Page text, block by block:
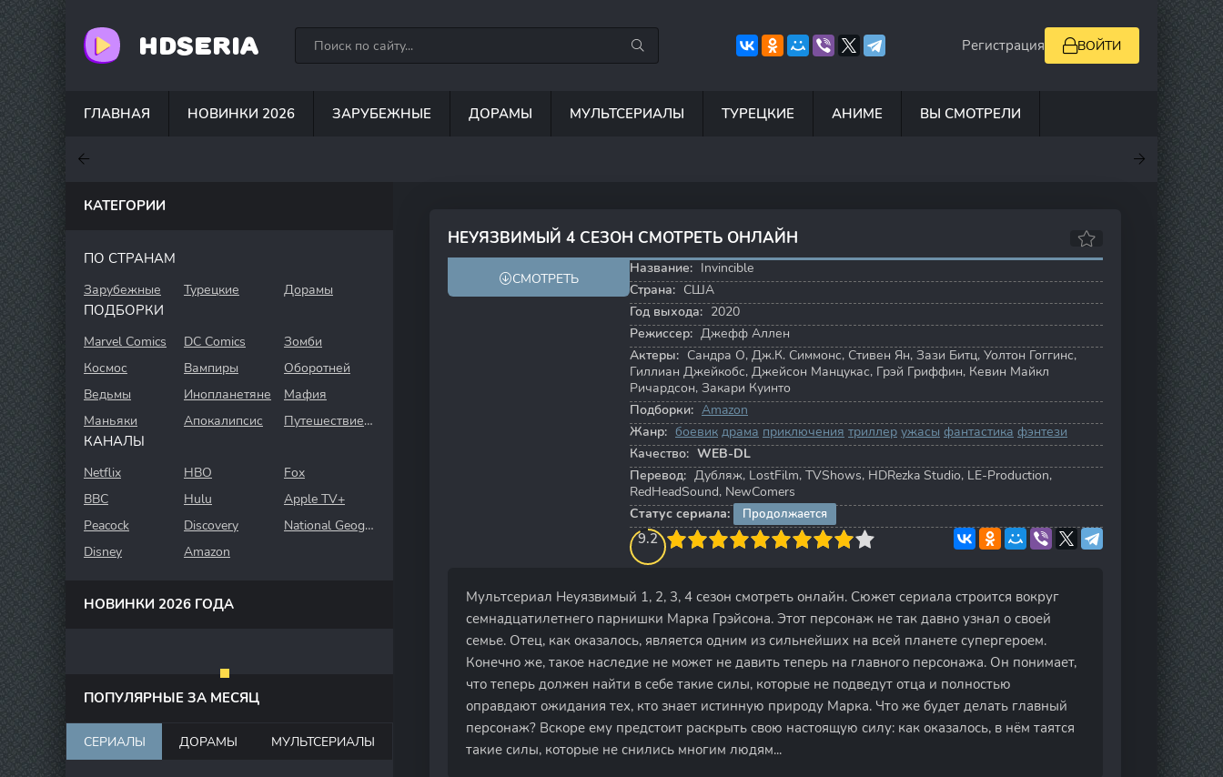
HDSERIA Регистрация ВОЙТИ
ГЛАВНАЯ НОВИНКИ 2026 ЗАРУБЕЖНЫЕ ДОРАМЫ МУЛЬТСЕРИАЛЫ ТУРЕЦКИЕ АНИМЕ ВЫ СМОТРЕЛИ
6.9
НЕУЯЗВИМЫЙ 4 СЕЗОН СМОТРЕТЬ ОНЛАЙН
8.2 8.7
СМОТРЕТЬ
Название: Invincible
Страна: США
Год выхода: 2020
Режиссер: Джефф Аллен
Актеры: Сандра О, Дж.К. Симмонс, Стивен Ян, Зази Битц, Уолтон Гоггинс,
Гиллиан Джейкобс, Джейсон Манцукас, Грэй Гриффин, Кевин Майкл
Ричардсон, Закари Куинто
Подборки: Amazon
Жанр: боевик драма приключения триллер ужасы фантастика фэнтези
Качество: WEB-DL
Перевод: Дубляж, LostFilm, TVShows, HDRezka Studio, LE-Production,
RedHeadSound, NewComers
Статус сериала:
Продолжается
9.2
4 5 6 7 8 9 10
Мультсериал Неуязвимый 1, 2, 3, 4 сезон смотреть онлайн. Сюжет сериала строится вокруг
семнадцатилетнего парнишки Марка Грэйсона. Этот персонаж не так давно узнал о своей
семье. Отец, как оказалось, является одним из сильнейших на всей планете супергероем.
Конечно же, такое наследие не может не давить теперь на главного персонажа. Он понимает,
что теперь должен найти в себе такие силы, которые не подведут отца и полностью
оправдают ожидания тех, кто знает истинную природу Марка. Что же будет делать главный
персонаж? Вскоре ему предстоит раскрыть свою настоящую силу: как оказалось, в нём таятся
такие силы, которые не снились многим людям...
КАТЕГОРИИ
ПО СТРАНАМ
Зарубежные Турецкие Дорамы
ПОДБОРКИ
Marvel Comics DC Comics
Зомби
Космос
Вампиры
Оборотней
Ведьмы
Инопланетяне
Мафия
Маньяки
Апокалипсис Путешествие во времени
КАНАЛЫ
Netflix HBO
Fox
BBC
Hulu
Apple TV+
Peacock
Discovery
National Geographic
Disney
Amazon
НОВИНКИ 2026 ГОДА
ПОПУЛЯРНЫЕ ЗА МЕСЯЦ
СЕРИАЛЫ ДОРАМЫ МУЛЬТСЕРИАЛЫ